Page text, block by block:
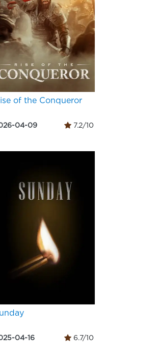
of the Conqueror
04-09 7.2/10
04-16 6.7/10